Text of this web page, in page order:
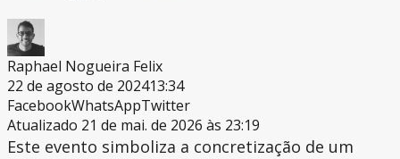
Raphael Nogueira Felix
22 de agosto de 202413:34
FacebookWhatsAppTwitter
Atualizado 21 de mai. de 2026 às 23:19
Este evento simboliza a concretização de um